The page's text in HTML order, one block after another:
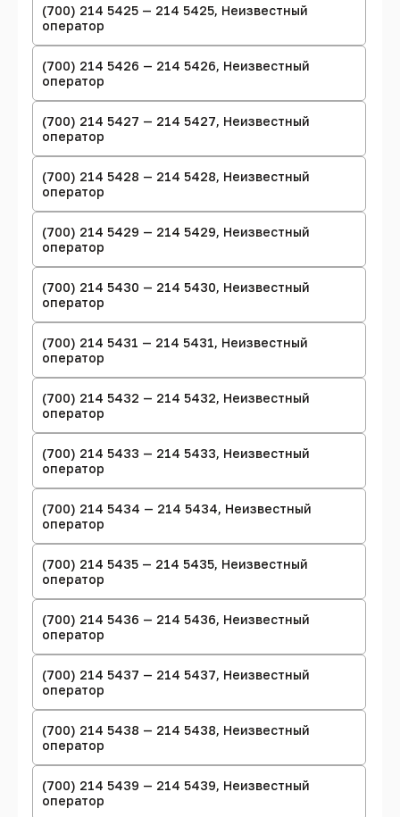
(700) 214 5425 — 214 5425, Неизвестный
оператор
(700) 214 5426 — 214 5426, Неизвестный
оператор
(700) 214 5427 — 214 5427, Неизвестный
оператор
(700) 214 5428 — 214 5428, Неизвестный
оператор
(700) 214 5429 — 214 5429, Неизвестный
оператор
(700) 214 5430 — 214 5430, Неизвестный
оператор
(700) 214 5431 — 214 5431, Неизвестный
оператор
(700) 214 5432 — 214 5432, Неизвестный
оператор
(700) 214 5433 — 214 5433, Неизвестный
оператор
(700) 214 5434 — 214 5434, Неизвестный
оператор
(700) 214 5435 — 214 5435, Неизвестный
оператор
(700) 214 5436 — 214 5436, Неизвестный
оператор
(700) 214 5437 — 214 5437, Неизвестный
оператор
(700) 214 5438 — 214 5438, Неизвестный
оператор
(700) 214 5439 — 214 5439, Неизвестный
оператор